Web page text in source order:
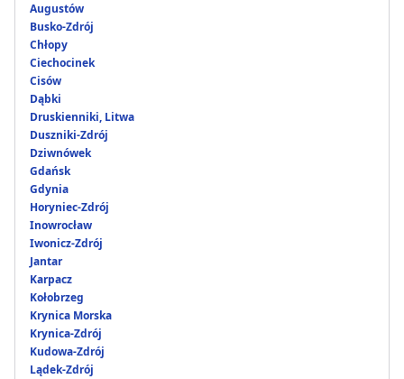
Augustów
Busko-Zdrój
Chłopy
Ciechocinek
Cisów
Dąbki
Druskienniki, Litwa
Duszniki-Zdrój
Dziwnówek
Gdańsk
Gdynia
Horyniec-Zdrój
Inowrocław
Iwonicz-Zdrój
Jantar
Karpacz
Kołobrzeg
Krynica Morska
Krynica-Zdrój
Kudowa-Zdrój
Lądek-Zdrój